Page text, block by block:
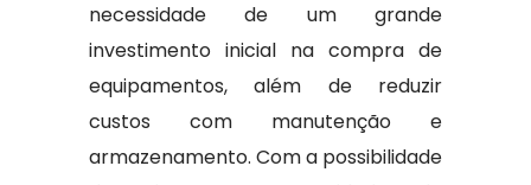
necessidade de um grande
investimento inicial na compra de
equipamentos, além de reduzir
custos com manutenção e
armazenamento. Com a possibilidade